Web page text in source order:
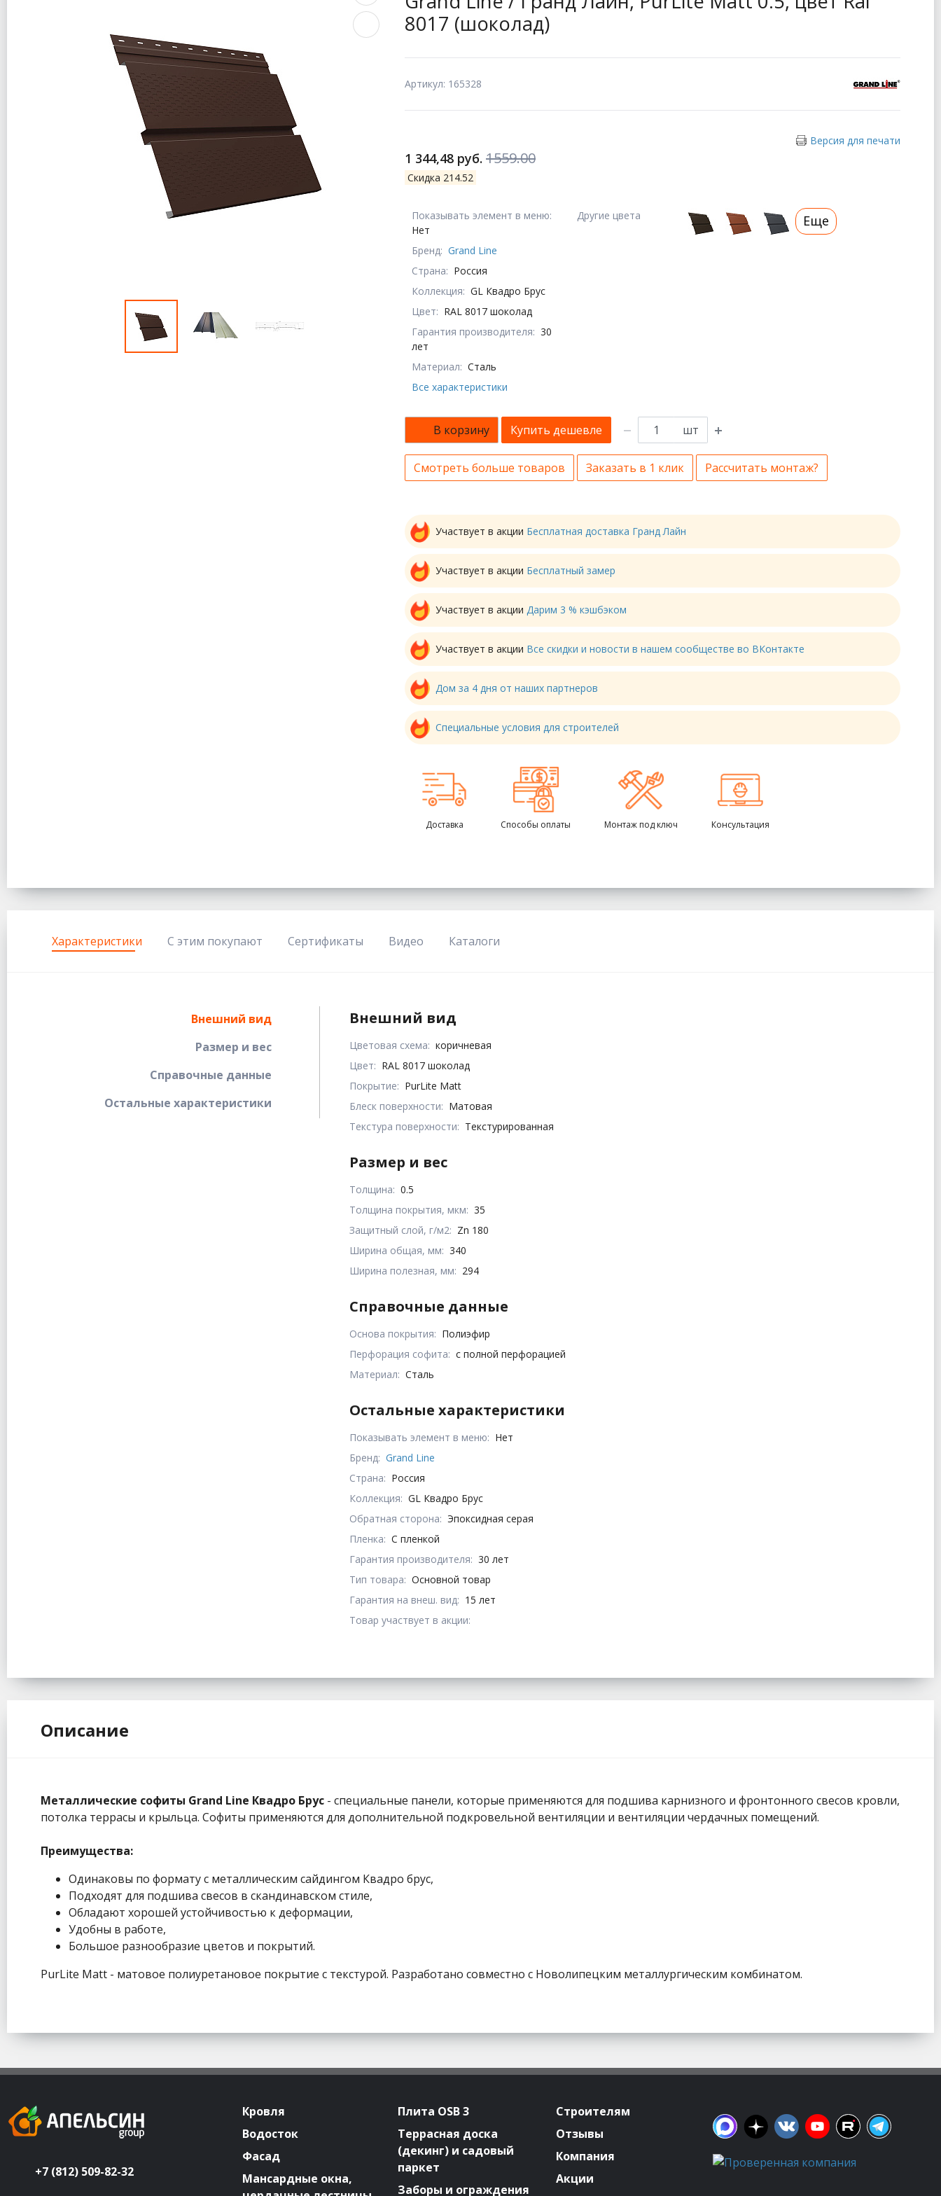
8017 (шоколад)
Артикул: 165328
Версия для печати
1 344,48 руб. 1559.00
Скидка 214.52
Показывать элемент в меню:
Нет
Бренд: Grand Line
Страна: Россия
Коллекция: GL Квадро Брус
Цвет: RAL 8017 шоколад
Гарантия производителя: 30
лет
Материал: Сталь
Все характеристики
Другие цвета Еще
В корзину Купить дешевле шт
Смотреть больше товаров Заказать в 1 клик Рассчитать монтаж?
Участвует в акции Бесплатная доставка Гранд Лайн
Участвует в акции Бесплатный замер
Участвует в акции Дарим 3 % кэшбэком
Участвует в акции Все скидки и новости в нашем сообществе во ВКонтакте
Дом за 4 дня от наших партнеров
Специальные условия для строителей
Доставка Способы оплаты Монтаж под ключ Консультация
Характеристики С этим покупают Сертификаты Видео Каталоги
Внешний вид
Размер и вес
Справочные данные
Остальные характеристики
Внешний вид
Цветовая схема: коричневая
Цвет: RAL 8017 шоколад
Покрытие: PurLite Matt
Блеск поверхности: Матовая
Текстура поверхности: Текстурированная
Размер и вес
Толщина: 0.5
Толщина покрытия, мкм: 35
Защитный слой, г/м2: Zn 180
Ширина общая, мм: 340
Ширина полезная, мм: 294
Справочные данные
Основа покрытия: Полиэфир
Перфорация софита: с полной перфорацией
Материал: Сталь
Остальные характеристики
Показывать элемент в меню: Нет
Бренд: Grand Line
Страна: Россия
Коллекция: GL Квадро Брус
Обратная сторона: Эпоксидная серая
Пленка: С пленкой
Гарантия производителя: 30 лет
Тип товара: Основной товар
Гарантия на внеш. вид: 15 лет
Товар участвует в акции:
Описание
Металлические софиты Grand Line Квадро Брус - специальные панели, которые применяются для подшива карнизного и фронтонного свесов кровли,
потолка террасы и крыльца. Софиты применяются для дополнительной подкровельной вентиляции и вентиляции чердачных помещений.
Преимущества:
Одинаковы по формату с металлическим сайдингом Квадро брус,
Подходят для подшива свесов в скандинавском стиле,
Обладают хорошей устойчивостью к деформации,
Удобны в работе,
Большое разнообразие цветов и покрытий.
PurLite Matt - матовое полиуретановое покрытие с текстурой. Разработано совместно с Новолипецким металлургическим комбинатом.
+7 (812) 509-82-32
Кровля
Водосток
Фасад
Мансардные окна,
Плита OSB 3
Террасная доска
(декинг) и садовый
паркет
Заборы и ограждения
Строителям
Отзывы
Компания
Акции